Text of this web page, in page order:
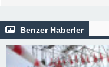
Benzer Haberler